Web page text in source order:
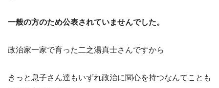
一般の方のため公表されていませんでした。
政治家一家で育った二之湯真士さんですから
きっと息子さん達もいずれ政治に関心を持つなんてことも